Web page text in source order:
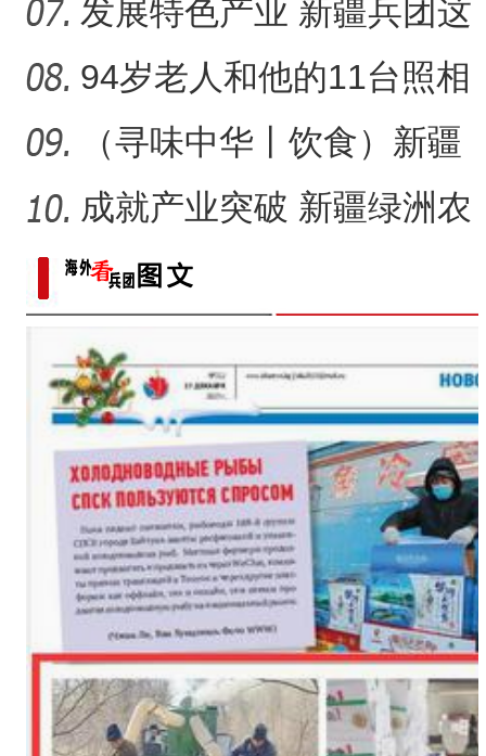
田玉消费“痛点”
发展特色产业 新疆兵团这
家家庭农场如何实现“南果
94岁老人和他的11台照相
机
（寻味中华丨饮食）新疆
大盘鸡：公路边诞生的江
湖
成就产业突破 新疆绿洲农
业如何吃上“益生菌”？